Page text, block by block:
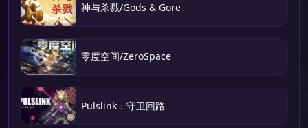
神与杀戮/Gods & Gore
零度空间/ZeroSpace
Pulslink：守卫回路